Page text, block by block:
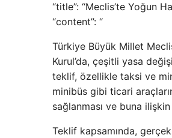
“title”: “Meclis’te Yoğun
“content”: “
Türkiye Büyük Millet
Kurul’da, çeşitli yasa
teklif, özellikle taksi ve
minibüs gibi ticari
sağlanması ve buna
Teklif kapsamında,